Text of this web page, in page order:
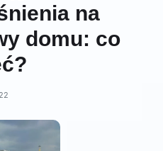
na
domu: co